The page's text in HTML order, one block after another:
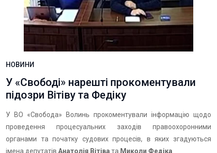
НОВИНИ
У «Свободі» нарешті прокоментували
підозри Вітіву та Федіку
У ВО «Свобода» Волинь прокоментували інформацію щодо
проведення процесуальних заходів правоохоронними
органами та початку судових процесів, в яких згадуються
імена депутатів Анатолія Вітіва та Миколи Федіка